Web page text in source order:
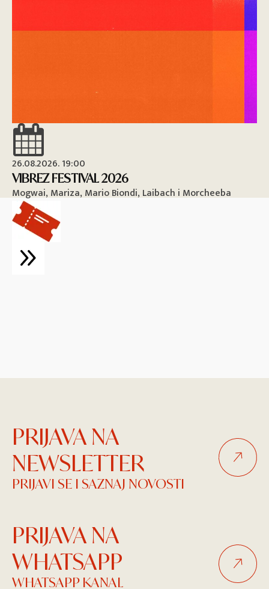
26.08.2026. 19:00
VIBREZ FESTIVAL 2026
Mogwai, Mariza, Mario Biondi, Laibach i Morcheeba
PRIJAVA NA
NEWSLETTER
PRIJAVI SE I SAZNAJ NOVOSTI
PRIJAVA NA
WHATSAPP
WHATSAPP KANAL